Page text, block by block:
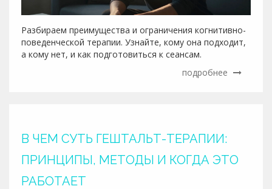
Разбираем преимущества и ограничения когнитивно-
поведенческой терапии. Узнайте, кому она подходит,
а кому нет, и как подготовиться к сеансам.
подробнее
В ЧЕМ СУТЬ ГЕШТАЛЬТ-ТЕРАПИИ:
ПРИНЦИПЫ, МЕТОДЫ И КОГДА ЭТО
РАБОТАЕТ